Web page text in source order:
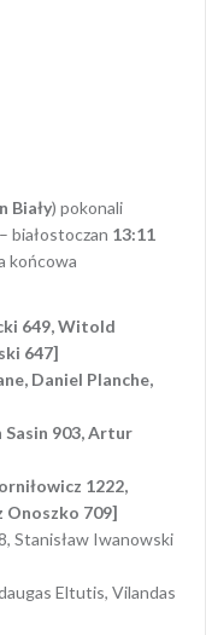
n Biały) pokonali
białostoczan 13:11
końcowa
649, Witold
647]
Daniel Planche,
Sasin 903, Artur
1222,
Onoszko 709]
Stanisław Iwanowski
Eltutis, Vilandas